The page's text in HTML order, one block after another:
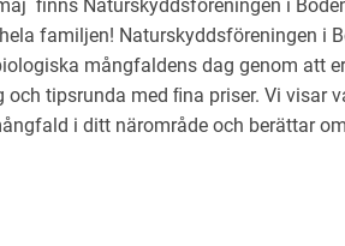
finns Naturskyddsföreningen i
familjen! Naturskyddsföreningen i
mångfaldens dag genom att
tipsrunda med ﬁna priser. Vi visar
i ditt närområde och berättar